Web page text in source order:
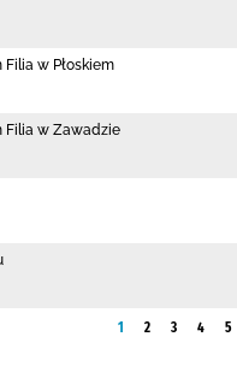
w Płoskiem
Filia w Zawadzie
1 2 3 4 5